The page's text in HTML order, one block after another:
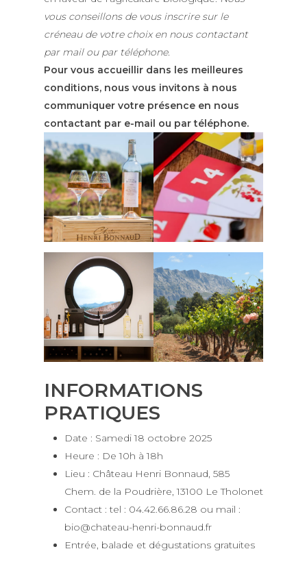
vous conseillons de vous inscrire sur le
créneau de votre choix en nous contactant
par mail ou par téléphone.
Pour vous accueillir dans les meilleures
conditions, nous vous invitons à nous
communiquer votre présence en nous
contactant par e-mail ou par téléphone.
INFORMATIONS
PRATIQUES
Date : Samedi 18 octobre 2025
Heure : De 10h à 18h
Lieu : Château Henri Bonnaud, 585
Chem. de la Poudrière, 13100 Le Tholonet
Contact : tel : 04.42.66.86.28 ou mail :
bio@chateau-henri-bonnaud.fr
Entrée, balade et dégustations gratuites
LE DOMAINE
NOS VINS
LES GÎTES
OENOTOURISME &
VISITES ET
BALADE DANS LES
LES AFTERWORKS DU
ROOFTOP
LES BRUNCHS DU
PILATES & WINE
SÉMINAIRES
ACTUALITÉS
PRESSE
CONTACT
E-BOUTIQUE